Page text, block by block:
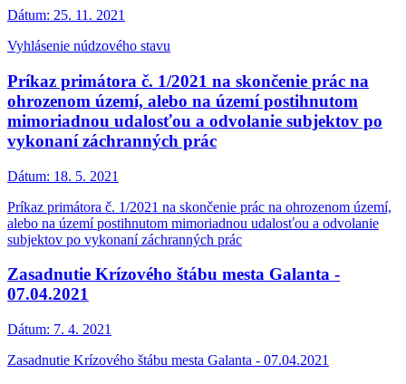
Dátum: 25. 11. 2021
Vyhlásenie núdzového stavu
Príkaz primátora č. 1/2021 na skončenie prác na
ohrozenom území, alebo na území postihnutom
mimoriadnou udalosťou a odvolanie subjektov po
vykonaní záchranných prác
Dátum: 18. 5. 2021
Príkaz primátora č. 1/2021 na skončenie prác na ohrozenom území,
alebo na území postihnutom mimoriadnou udalosťou a odvolanie
subjektov po vykonaní záchranných prác
Zasadnutie Krízového štábu mesta Galanta -
07.04.2021
Dátum: 7. 4. 2021
Zasadnutie Krízového štábu mesta Galanta - 07.04.2021